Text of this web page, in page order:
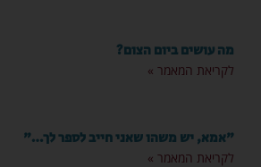
מה עושים ביום הצום?
לקריאת המאמר »
"אמא, יש משהו שאני חייב לספר לך…"
לקריאת המאמר »